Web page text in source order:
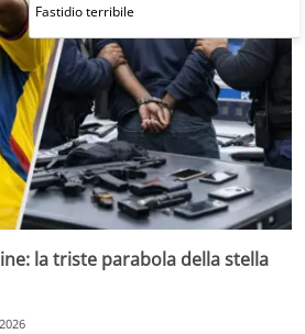
la triste parabola della stella
Fastidio terribile